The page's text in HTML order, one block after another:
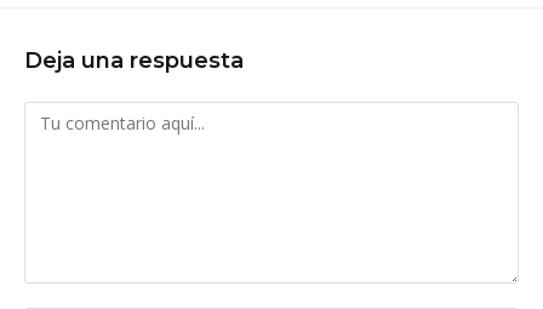
Deja una respuesta
Comentario